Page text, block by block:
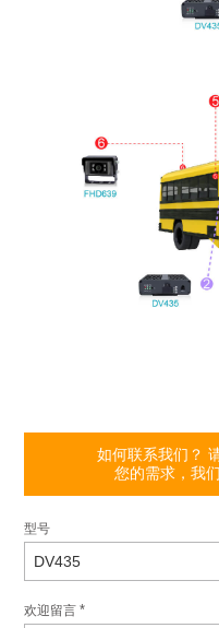
如何联系我们？
您的需求，我
型号
欢迎留言*